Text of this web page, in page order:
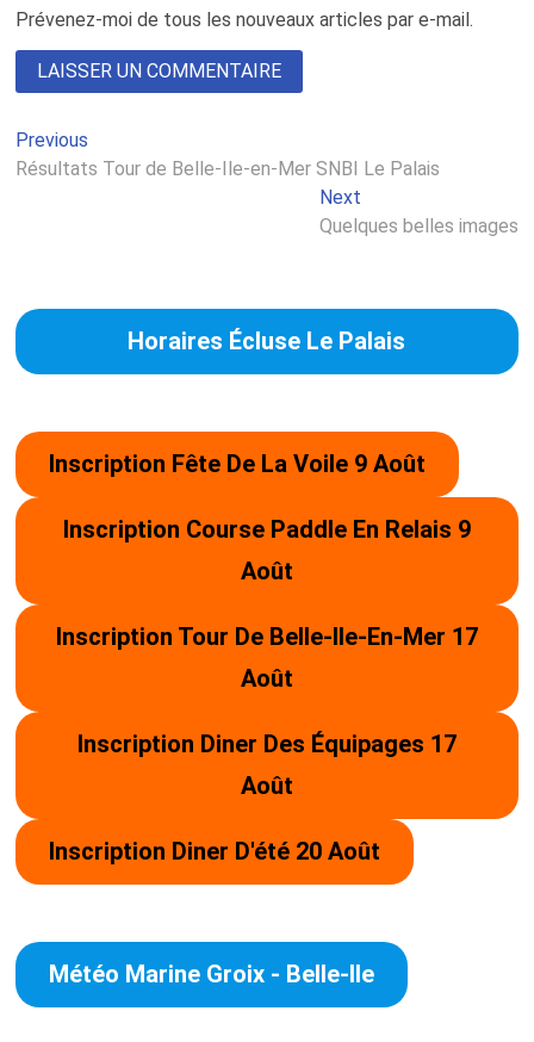
Prévenez-moi de tous les nouveaux articles par e-mail.
Navigation
de
Previous
post:
Résultats Tour de Belle-Ile-en-Mer SNBI Le Palais
NextNext
post:
Quelques belles images
Horaires Écluse Le Palais
Inscription Fête De La Voile 9 Août
Inscription Course Paddle En Relais 9
Août
Inscription Tour De Belle-Ile-En-Mer 17
Août
Inscription Diner Des Équipages 17
Août
Inscription Diner D'été 20 Août
Météo Marine Groix - Belle-Ile